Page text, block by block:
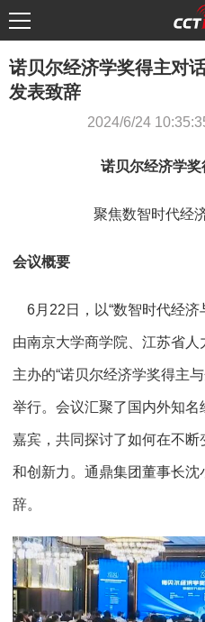
诺贝尔经济学奖得主对
发表致辞
2024/6/24
诺贝尔经济学
聚焦数智时代经
会议概要
6月22日，以“数智时代经济
由南京大学商学院、江苏省
主办的“诺贝尔经济学奖得主
举行。会议汇聚了国内外知
嘉宾，共同探讨了如何在不
和创新力。通鼎集团董事长
辞。